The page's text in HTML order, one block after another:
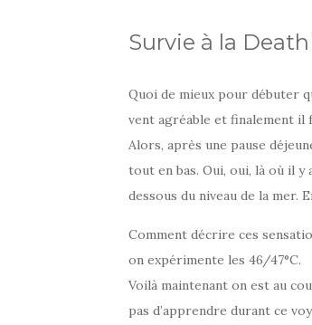
Survie à la
Quoi de mieux pour débuter
vent agréable et finalement il
Alors, après une pause
tout en bas. Oui, oui, là où il
dessous du niveau de la mer.
Comment décrire ces
on expérimente les 46/47°C.
Voilà maintenant on est au
pas d’apprendre durant ce